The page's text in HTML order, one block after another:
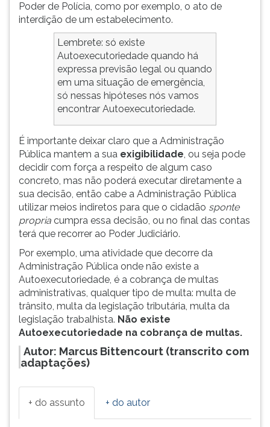
Poder de Polícia, como por exemplo, o ato de
interdição de um estabelecimento.
Lembrete: só existe
Autoexecutoriedade quando há
expressa previsão legal ou quando
em uma situação de emergência,
só nessas hipóteses nós vamos
encontrar Autoexecutoriedade.
É importante deixar claro que a Administração
Pública mantem a sua exigibilidade, ou seja pode
decidir com força a respeito de algum caso
concreto, mas não poderá executar diretamente a
sua decisão, então cabe a Administração Pública
utilizar meios indiretos para que o cidadão sponte
propria cumpra essa decisão, ou no final das contas
terá que recorrer ao Poder Judiciário.
Por exemplo, uma atividade que decorre da
Administração Pública onde não existe a
Autoexecutoriedade, é a cobrança de multas
administrativas, qualquer tipo de multa: multa de
trânsito, multa da legislação tributária, multa da
legislação trabalhista. Não existe
Autoexecutoriedade na cobrança de multas.
Autor: Marcus Bittencourt (transcrito com
adaptações)
+ do assunto + do autor